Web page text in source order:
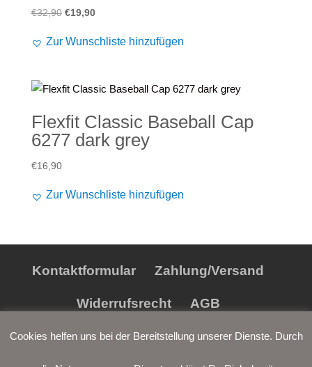
€32,90 Ursprünglicher
war:
€19,90Aktueller
ist:
Zur Wunschliste hinzufügen
Flexfit Classic Baseball Cap
6277 dark grey
€16,90
Zur Wunschliste hinzufügen
Kontaktformular Zahlung/Versand
Widerrufsrecht AGB
Datenschutz Impressum
Cookies helfen uns bei der Bereitstellung unserer Dienste. Durch